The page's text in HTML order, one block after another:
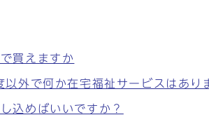
買えますか
外で何か在宅福祉サービスはあり
込めばいいですか？